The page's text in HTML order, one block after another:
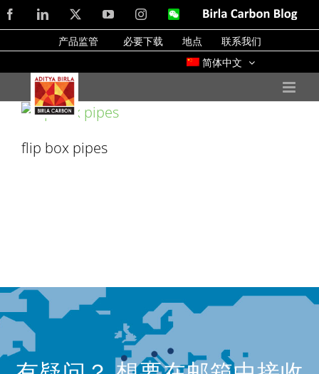
Skip
to
content
FacebookLinkedIn YouTubeInstagramWeChatBirla
Blog
产品监管 必要下载 地点
联系我们
简体中文
flip box pipes